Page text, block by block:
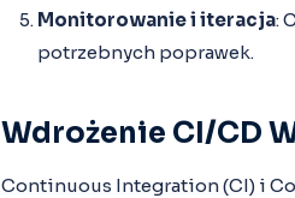
Monitorowanie i iteracja:
potrzebnych poprawek.
Wdrożenie CI/CD
Continuous Integration (CI) i